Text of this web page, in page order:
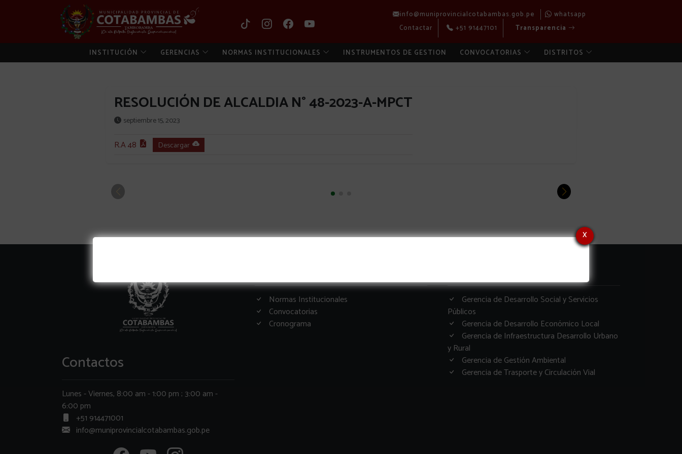
info@muniprovincialcotabambas.gob.pe
whatsapp
Contactar
+51 91447101 Transparencia
INSTITUCIÓN GERENCIAS NORMAS INSTITUCIONALES INSTRUMENTOS DE GESTION CONVOCATORIAS DISTRITOS
RESOLUCIÓN DE ALCALDIA N° 48-2023-A-MPCT
septiembre 15, 2023
R.A 48 Descargar
x
Contactos
Lunes - Viernes, 8:00 am - 1:00 pm ; 3:00 am -
6:00 pm
+51 914471001
info@muniprovincialcotabambas.gob.pe
Normas Institucionales
Convocatorias
Cronograma
Gerencia de Desarrollo Social y Servicios
Públicos
Gerencia de Desarrollo Económico Local
Gerencia de Infraestructura Desarrollo Urbano
y Rural
Gerencia de Gestión Ambiental
Gerencia de Trasporte y Circulación Vial